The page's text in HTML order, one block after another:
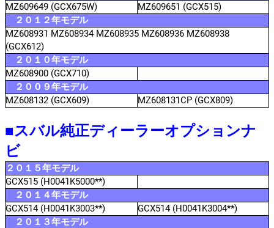
MZ609649 (GCX675W)
MZ609651 (GCX515)
２０１２年モデル
MZ608931 MZ608934 MZ608935 MZ608936 MZ608938
(GCX612)
２０１０年モデル
MZ608900 (GCX710)
２００９年モデル
MZ608132 (GCX609)
MZ608131CP (GCX809)
■スバル純正ディーラーオプションナ
ビ
２０１５年モデル
GCX515 (H0041K5000**)
２０１４年モデル
GCX514 (H0041K3003**)
GCX514 (H0041K3004**)
２０１３年モデル